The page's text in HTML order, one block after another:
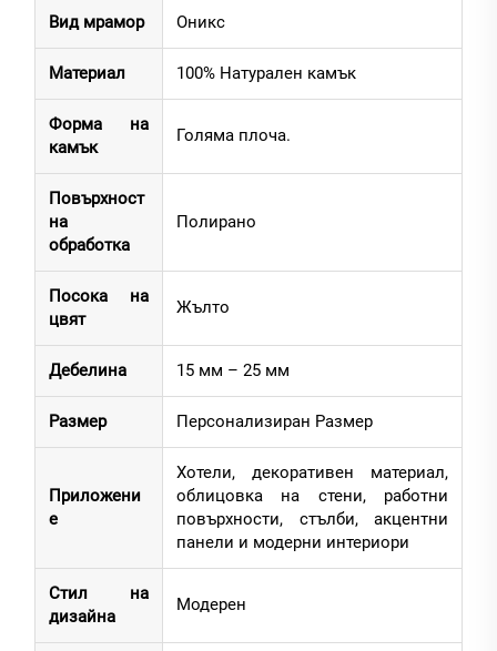
Вид мрамор Оникс
Материал 100% Натурален камък
Форма на
камък
Голяма плоча.
Повърхност
на
обработка
Полирано
Посока на
цвят
Жълто
Дебелина 15 мм – 25 мм
Размер Персонализиран Размер
Приложени
е
Хотели, декоративен материал,
облицовка на стени, работни
повърхности, стълби, акцентни
панели и модерни интериори
Стил на
дизайна
Модерен